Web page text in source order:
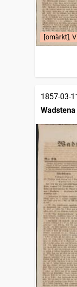
[omärkt],
1857-03-11